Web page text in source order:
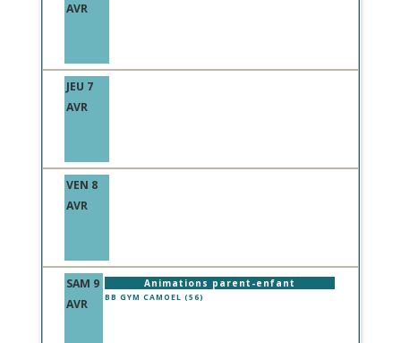
AVR
JEU 7
AVR
VEN 8
AVR
SAM 9
AVR
Animations parent-enfant
BB GYM CAMOEL (56)